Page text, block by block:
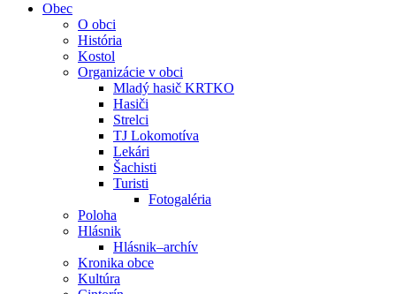
Obec
O obci
História
Kostol
Organizácie v obci
Mladý hasič KRTKO
Hasiči
Strelci
TJ Lokomotíva
Lekári
Šachisti
Turisti
Fotogaléria
Poloha
Hlásnik
Hlásnik–archív
Kronika obce
Kultúra